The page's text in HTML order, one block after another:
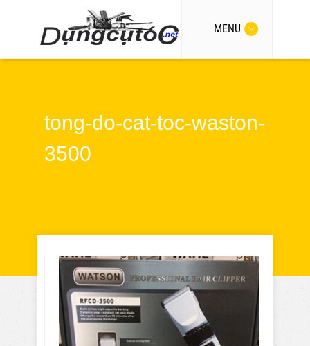
MENU
tong-do-cat-toc-waston-
3500